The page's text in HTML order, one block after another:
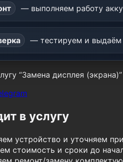
— выполняем работу
— тестируем и выдаём
“Замена дисплея
в услугу
устройство и уточняем
стоимость и сроки до